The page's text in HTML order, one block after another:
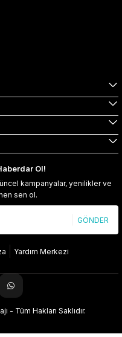
Ol!
kampanyalar, yenilikler ve
sen ol.
GÖNDER
Yardım Merkezi
- Tüm Hakları Saklıdır.